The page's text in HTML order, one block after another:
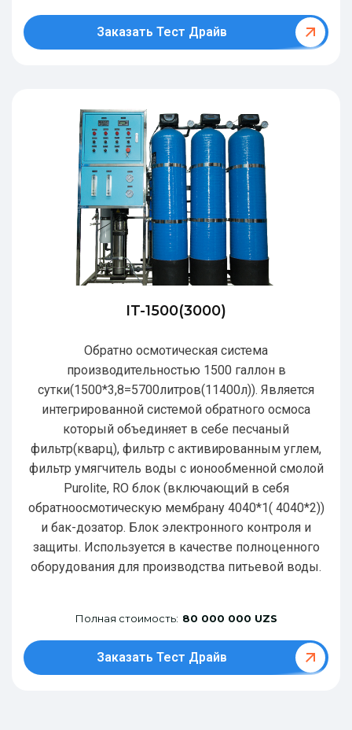
Заказать Тест Драйв
IT-1500(3000)
Обратно осмотическая система
производительностью 1500 галлон в
сутки(1500*3,8=5700литров(11400л)). Является
интегрированной системой обратного осмоса
который объединяет в себе песчаный
фильтр(кварц), фильтр с активированным углем,
фильтр умягчитель воды с ионообменной смолой
Purolite, RO блок (включающий в себя
обратноосмотическую мембрану 4040*1( 4040*2))
и бак-дозатор. Блок электронного контроля и
защиты. Используется в качестве полноценного
оборудования для производства питьевой воды.
Полная стоимость: 80 000 000 UZS
Заказать Тест Драйв